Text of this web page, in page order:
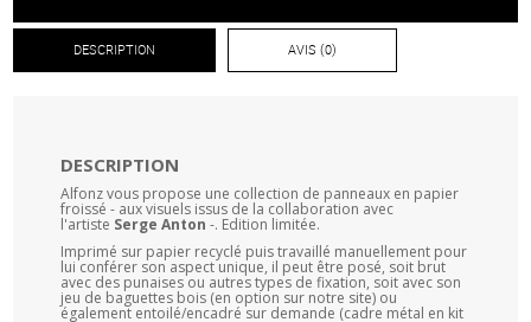
DESCRIPTION AVIS (0)
DESCRIPTION
Alfonz vous propose une collection de panneaux en papier
froissé - aux visuels issus de la collaboration avec
l'artiste Serge Anton -. Edition limitée.
Imprimé sur papier recyclé puis travaillé manuellement pour
lui conférer son aspect unique, il peut être posé, soit brut
avec des punaises ou autres types de fixation, soit avec son
jeu de baguettes bois (en option sur notre site) ou
également entoilé/encadré sur demande (cadre métal en kit